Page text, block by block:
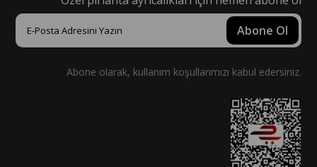
Abone Ol
Abone olarak, kullanım koşullarımızı kabul edersiniz.